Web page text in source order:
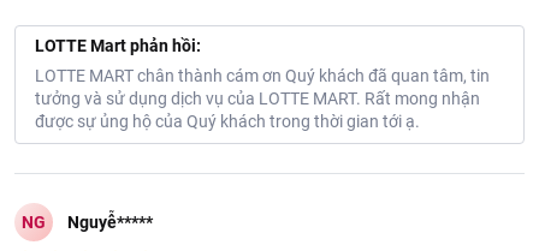
LOTTE Mart phản hồi:
LOTTE MART chân thành cám ơn Quý khách đã quan tâm, tin
tưởng và sử dụng dịch vụ của LOTTE MART. Rất mong nhận
được sự ủng hộ của Quý khách trong thời gian tới ạ.
NG Nguyễ*****